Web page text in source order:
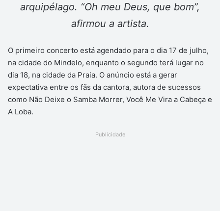
arquipélago. “Oh meu Deus, que bom”,
afirmou a artista.
O primeiro concerto está agendado para o dia 17 de julho,
na cidade do Mindelo, enquanto o segundo terá lugar no
dia 18, na cidade da Praia. O anúncio está a gerar
expectativa entre os fãs da cantora, autora de sucessos
como Não Deixe o Samba Morrer, Você Me Vira a Cabeça e
A Loba.
Publicidade